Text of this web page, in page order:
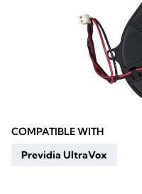
COMPATIBLE WITH
Previdia UltraVox